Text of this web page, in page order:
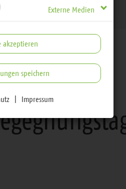
Begegnungstage
weltweit gemeinsam
Externe Medien
akzeptieren
speichern
Impressum